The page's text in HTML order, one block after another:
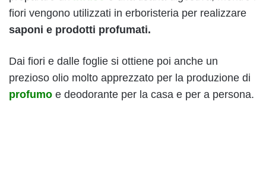
fiori vengono utilizzati in erboristeria per realizzare
saponi e prodotti profumati.
Dai fiori e dalle foglie si ottiene poi anche un
prezioso olio molto apprezzato per la produzione di
profumo e deodorante per la casa e per a persona.